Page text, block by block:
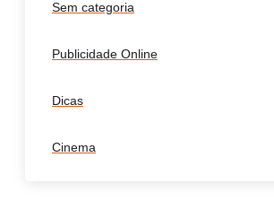
Sem categoria
Publicidade Online
Dicas
Cinema